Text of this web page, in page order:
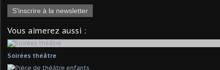
S'inscrire à la newsletter
Vous aimerez aussi :
Soirées théâtre